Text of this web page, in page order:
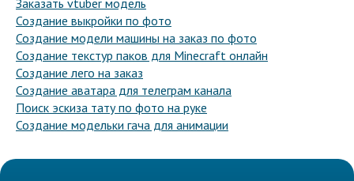
Заказать vtuber модель
Создание выкройки по фото
Создание модели машины на заказ по фото
Создание текстур паков для Minecraft онлайн
Создание лего на заказ
Создание аватара для телеграм канала
Поиск эскиза тату по фото на руке
Создание модельки гача для анимации